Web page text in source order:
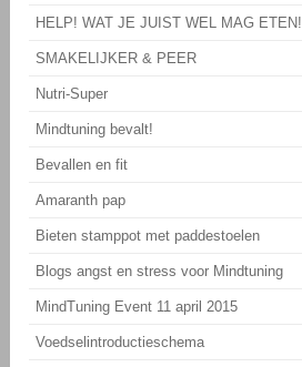
HELP! WAT JE JUIST WEL MAG ETEN!
SMAKELIJKER & PEER
Nutri-Super
Mindtuning bevalt!
Bevallen en fit
Amaranth pap
Bieten stamppot met paddestoelen
Blogs angst en stress voor Mindtuning
MindTuning Event 11 april 2015
Voedselintroductieschema